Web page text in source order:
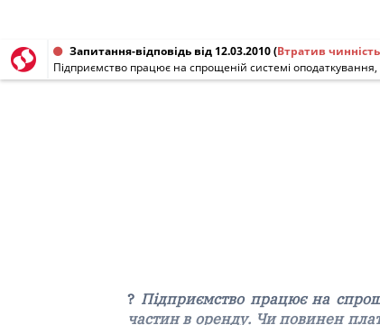
Запитання-відповідь від 12.03.2010(Втратив чинність
? Підприємство працює на
частин в оренду. Чи повинен